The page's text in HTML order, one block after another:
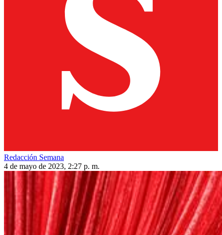
Redacción Semana
4 de mayo de 2023, 2:27 p. m.